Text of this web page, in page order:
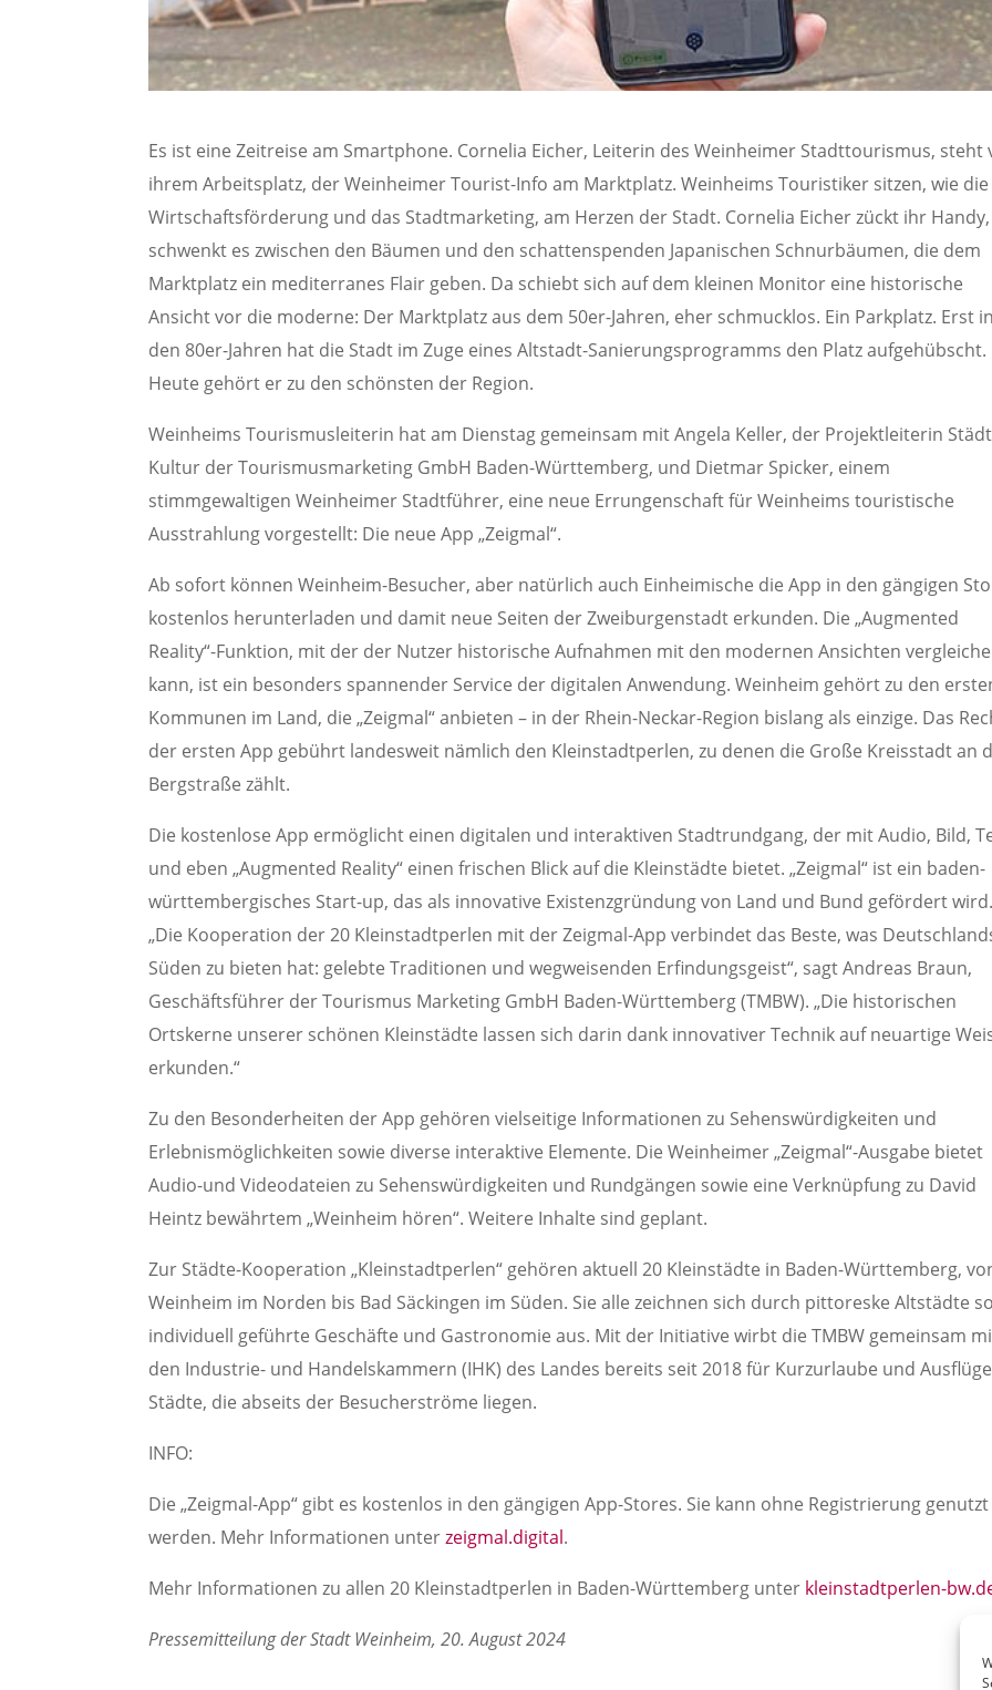
Es ist eine Zeitreise am Smartphone. Cornelia Eicher, Leiterin des Weinheimer Stadttourismus, steht
ihrem Arbeitsplatz, der Weinheimer Tourist-Info am Marktplatz. Weinheims Touristiker sitzen, wie die
Wirtschaftsförderung und das Stadtmarketing, am Herzen der Stadt. Cornelia Eicher zückt ihr Handy,
schwenkt es zwischen den Bäumen und den schattenspenden Japanischen Schnurbäumen, die dem
Marktplatz ein mediterranes Flair geben. Da schiebt sich auf dem kleinen Monitor eine historische
Ansicht vor die moderne: Der Marktplatz aus dem 50er-Jahren, eher schmucklos. Ein Parkplatz. Erst
den 80er-Jahren hat die Stadt im Zuge eines Altstadt-Sanierungsprogramms den Platz aufgehübscht.
Heute gehört er zu den schönsten der Region.
Weinheims Tourismusleiterin hat am Dienstag gemeinsam mit Angela Keller, der Projektleiterin
Kultur der Tourismusmarketing GmbH Baden-Württemberg, und Dietmar Spicker, einem
stimmgewaltigen Weinheimer Stadtführer, eine neue Errungenschaft für Weinheims touristische
Ausstrahlung vorgestellt: Die neue App „Zeigmal“.
Ab sofort können Weinheim-Besucher, aber natürlich auch Einheimische die App in den gängigen
kostenlos herunterladen und damit neue Seiten der Zweiburgenstadt erkunden. Die „Augmented
Reality“-Funktion, mit der der Nutzer historische Aufnahmen mit den modernen Ansichten
kann, ist ein besonders spannender Service der digitalen Anwendung. Weinheim gehört zu den
Kommunen im Land, die „Zeigmal“ anbieten – in der Rhein-Neckar-Region bislang als einzige. Das
der ersten App gebührt landesweit nämlich den Kleinstadtperlen, zu denen die Große Kreisstadt an
Bergstraße zählt.
Die kostenlose App ermöglicht einen digitalen und interaktiven Stadtrundgang, der mit Audio, Bild,
und eben „Augmented Reality“ einen frischen Blick auf die Kleinstädte bietet. „Zeigmal“ ist ein baden-
württembergisches Start-up, das als innovative Existenzgründung von Land und Bund gefördert
„Die Kooperation der 20 Kleinstadtperlen mit der Zeigmal-App verbindet das Beste, was
Süden zu bieten hat: gelebte Traditionen und wegweisenden Erfindungsgeist“, sagt Andreas Braun,
Geschäftsführer der Tourismus Marketing GmbH Baden-Württemberg (TMBW). „Die historischen
Ortskerne unserer schönen Kleinstädte lassen sich darin dank innovativer Technik auf neuartige
erkunden.“
Zu den Besonderheiten der App gehören vielseitige Informationen zu Sehenswürdigkeiten und
Erlebnismöglichkeiten sowie diverse interaktive Elemente. Die Weinheimer „Zeigmal“-Ausgabe bietet
Audio-undVideodateien zu Sehenswürdigkeiten und Rundgängen sowie eine Verknüpfung zu David
Heintz bewährtem „Weinheim hören“. Weitere Inhalte sind geplant.
Zur Städte-Kooperation „Kleinstadtperlen“ gehören aktuell 20 Kleinstädte in Baden-Württemberg,
Weinheim im Norden bis Bad Säckingen im Süden. Sie alle zeichnen sich durch pittoreske Altstädte
individuell geführte Geschäfte und Gastronomie aus. Mit der Initiative wirbt die TMBW gemeinsam
den Industrie- und Handelskammern (IHK) des Landes bereits seit 2018 für Kurzurlaube und
Städte, die abseits der Besucherströme liegen.
INFO:
Die „Zeigmal-App“ gibt es kostenlos in den gängigen App-Stores. Sie kann ohne Registrierung genutzt
werden. Mehr Informationen unterzeigmal.digital.
Mehr Informationen zu allen 20 Kleinstadtperlen in Baden-Württemberg unter kleinstadtperlen-
Pressemitteilung der Stadt Weinheim, 20. August 2024